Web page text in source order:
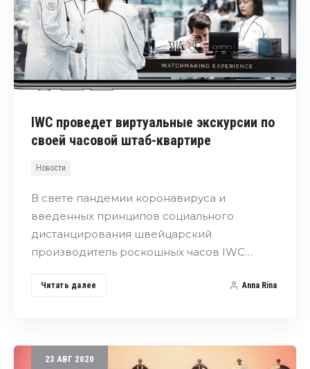
IWC проведет виртуальные экскурсии по
своей часовой штаб-квартире
Новости
В свете пандемии коронавируса и
введенных принципов социального
дистанцирования швейцарский
производитель роскошных часов IWC…
Читать далее Anna Rina
23 АВГ 2020